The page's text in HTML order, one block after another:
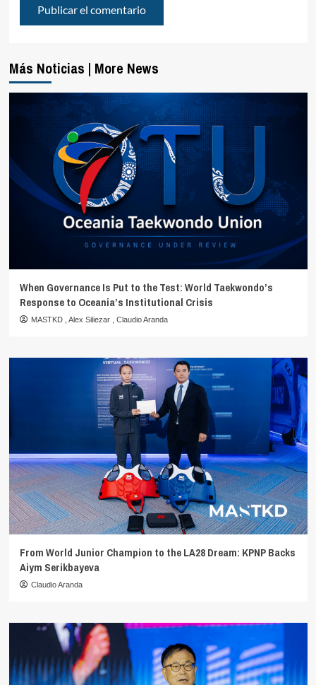
Más Noticias | More News
When Governance Is Put to the Test: World Taekwondo’s
Response to Oceania’s Institutional Crisis
MASTKD , Alex Siliezar , Claudio Aranda
From World Junior Champion to the LA28 Dream: KPNP Backs
Aiym Serikbayeva
Claudio Aranda